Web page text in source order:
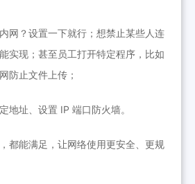
网？设置一下就行；想禁止某些人连
实现；甚至员工打开特定程序，比如
防止文件上传；
地址、设置 IP 端口防火墙。
都能满足，让网络使用更安全、更规